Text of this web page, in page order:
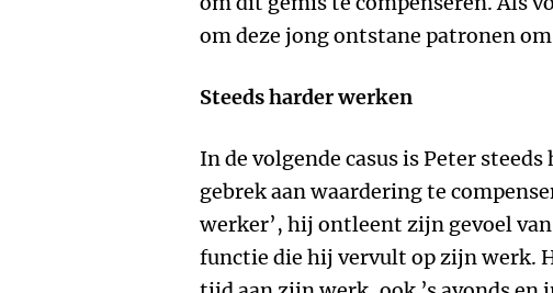
om deze jong ontstane patronen
Steeds harder werken
In de volgende casus is Peter
gebrek aan waardering te
werker’, hij ontleent zijn gevoel
functie die hij vervult op zijn werk.